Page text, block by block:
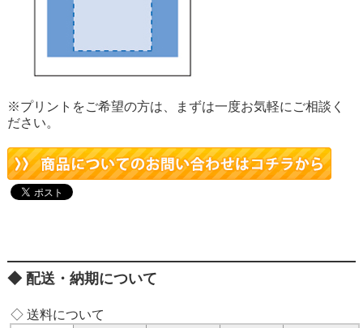
※プリントをご希望の方は、まずは一度お気軽にご相談く
ださい。
配送・納期について
◇ 送料について